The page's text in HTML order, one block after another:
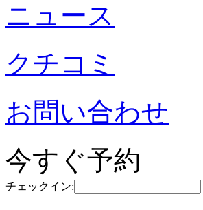
ニュース
クチコミ
お問い合わせ
今すぐ予約
チェックイン: